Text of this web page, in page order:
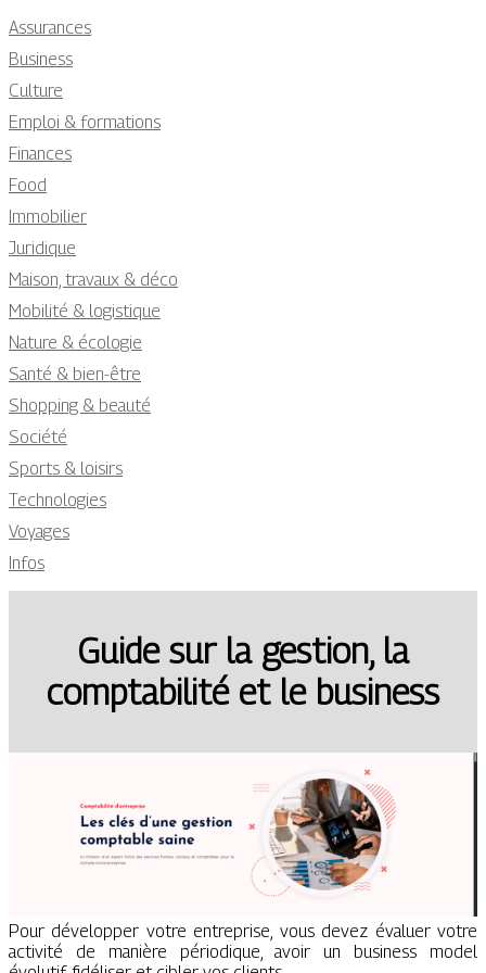
Assurances
Business
Culture
Emploi & formations
Finances
Food
Immobilier
Juridique
Maison, travaux & déco
Mobilité & logistique
Nature & écologie
Santé & bien-être
Shopping & beauté
Société
Sports & loisirs
Technologies
Voyages
Infos
Guide sur la gestion, la
comptabilité et le business
Pour développer votre entreprise, vous devez évaluer votre
activité de manière périodique, avoir un business model